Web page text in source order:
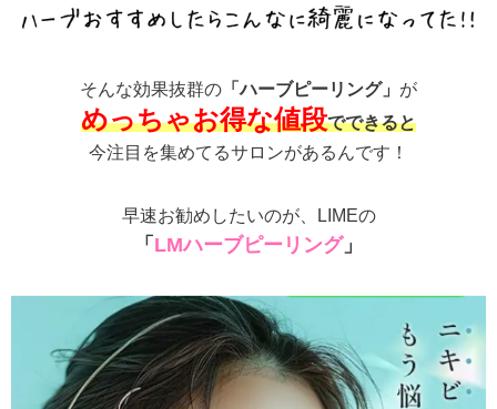
そんな効果抜群の 「ハーブピーリング」 が
めっちゃお得な値段でできると
今注目を集めてるサロンがあるんです！
早速お勧めしたいのが、LIMEの
「 LMハーブピーリング」